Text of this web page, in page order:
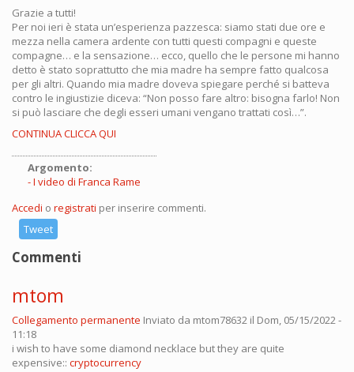
Grazie a tutti!
Per noi ieri è stata un’esperienza pazzesca: siamo stati due ore e
mezza nella camera ardente con tutti questi compagni e queste
compagne… e la sensazione… ecco, quello che le persone mi hanno
detto è stato soprattutto che mia madre ha sempre fatto qualcosa
per gli altri. Quando mia madre doveva spiegare perché si batteva
contro le ingiustizie diceva: “Non posso fare altro: bisogna farlo! Non
si può lasciare che degli esseri umani vengano trattati così…”.
CONTINUA CLICCA QUI
Argomento:
I video di Franca Rame
Accedi o registrati per inserire commenti.
Tweet
Commenti
mtom
Collegamento permanente Inviato da mtom78632 il Dom, 05/15/2022 -
11:18
i wish to have some diamond necklace but they are quite
expensive:: cryptocurrency